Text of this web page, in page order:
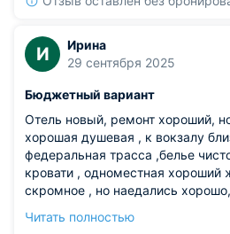
И
Ирина
29 сентября 2025
Бюджетный вариант
Отель новый, ремонт хороший,
хорошая душевая , к вокзалу
федеральная трасса ,белье
кровати , одноместная хороший
скромное , но наедались
магазины сетевые все рядом,
Читать полностью